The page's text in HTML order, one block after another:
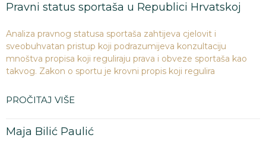
Pravni status sportaša u Republici Hrvatskoj
Analiza pravnog statusa sportaša zahtijeva cjelovit i
sveobuhvatan pristup koji podrazumijeva konzultaciju
mnoštva propisa koji reguliraju prava i obveze sportaša kao
takvog. Zakon o sportu je krovni propis koji regulira
PROČITAJ VIŠE
Maja Bilić Paulić